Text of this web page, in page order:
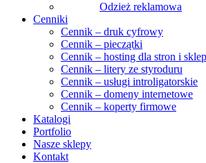
Odzież reklamowa
Cenniki
Cennik – druk cyfrowy
Cennik – pieczątki
Cennik – hosting dla stron i
Cennik – litery ze styroduru
Cennik – usługi introligatorskie
Cennik – domeny internetowe
Cennik – koperty firmowe
Katalogi
Portfolio
Nasze sklepy
Kontakt